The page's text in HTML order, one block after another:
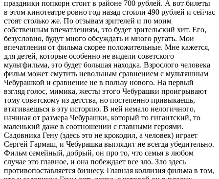
праздники попкорн стоит в районе 700 рублей. А вот билеты
в этом кинотеатре ровно год назад стоили 490 рублей и сейчас
стоят столько же. По отзывам зрителей и по моим
собственным впечатлениям, это будет зрительский хит. Его,
безусловно, будут много обсуждать и много ругать. Мои
впечатления от фильма скорее положительные. Мне кажется,
для детей, которые особенно не видели советского
мультфильма, это будет большая находка. Взрослого человека
фильм может смутить невольным сравнением с мультяшным
Чебурашкой и сравнение не в пользу нового. На первый
взгляд голос, мимика, жесты этого Чебурашки проигрывают
тому советскому из детства, но постепенно привыкаешь,
втягиваешься в эту историю. В ней немало нелогичного,
начиная от размера Чебурашки, который то гигантский, то
маленький даже в соотношении с главными героями.
Садовника Гену (здесь это не крокодил, а человек) играет
Сергей Гармаш, и Чебурашка выглядит не всегда убедительно.
Фильм семейный, добрый, он про то, что семья в любом
случае это главное, и она побеждает все зло. Зло здесь
противопоставляется бизнесу. Главная коллизия фильма в том,